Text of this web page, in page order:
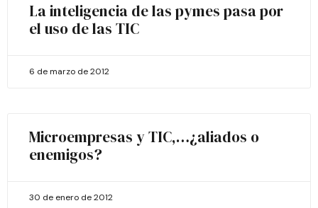
La inteligencia de las pymes pasa por
el uso de las TIC
6 de marzo de 2012
Microempresas y TIC,…¿aliados o
enemigos?
30 de enero de 2012